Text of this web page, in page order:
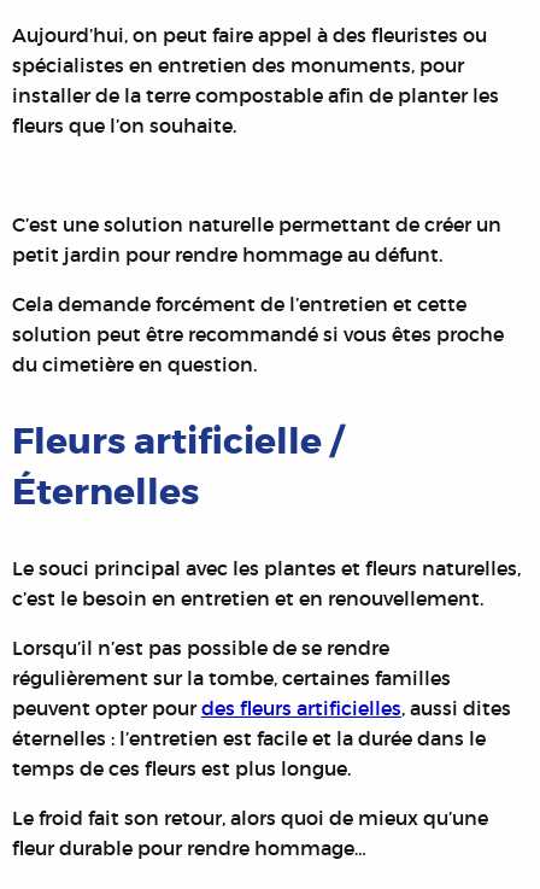
Aujourd’hui, on peut faire appel à des fleuristes ou
spécialistes en entretien des monuments, pour
installer de la terre compostable afin de planter les
fleurs que l’on souhaite.
C’est une solution naturelle permettant de créer un
petit jardin pour rendre hommage au défunt.
Cela demande forcément de l’entretien et cette
solution peut être recommandé si vous êtes proche
du cimetière en question.
Fleurs artificielle /
Éternelles
Le souci principal avec les plantes et fleurs naturelles,
c’est le besoin en entretien et en renouvellement.
Lorsqu’il n’est pas possible de se rendre
régulièrement sur la tombe, certaines familles
peuvent opter pourdes fleurs artificielles, aussi dites
éternelles : l’entretien est facile et la durée dans le
temps de ces fleurs est plus longue.
Le froid fait son retour, alors quoi de mieux qu’une
fleur durable pour rendre hommage…